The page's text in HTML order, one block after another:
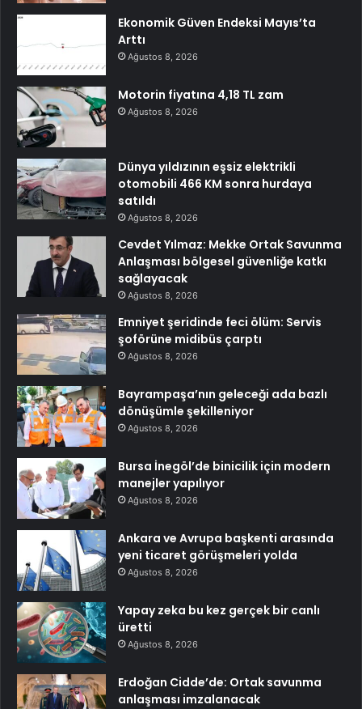
Ekonomik Güven Endeksi Mayıs’ta
Arttı
Ağustos 8, 2026
Motorin fiyatına 4,18 TL zam
Ağustos 8, 2026
Dünya yıldızının eşsiz elektrikli
otomobili 466 KM sonra hurdaya
satıldı
Ağustos 8, 2026
Cevdet Yılmaz: Mekke Ortak Savunma
Anlaşması bölgesel güvenliğe katkı
sağlayacak
Ağustos 8, 2026
Emniyet şeridinde feci ölüm: Servis
şoförüne midibüs çarptı
Ağustos 8, 2026
Bayrampaşa’nın geleceği ada bazlı
dönüşümle şekilleniyor
Ağustos 8, 2026
Bursa İnegöl’de binicilik için modern
manejler yapılıyor
Ağustos 8, 2026
Ankara ve Avrupa başkenti arasında
yeni ticaret görüşmeleri yolda
Ağustos 8, 2026
Yapay zeka bu kez gerçek bir canlı
üretti
Ağustos 8, 2026
Erdoğan Cidde’de: Ortak savunma
anlaşması imzalanacak